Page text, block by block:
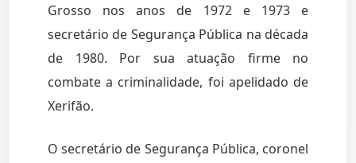
Grosso nos anos de 1972 e 1973 e
secretário de Segurança Pública na década
de 1980. Por sua atuação firme no
combate a criminalidade, foi apelidado de
Xerifão.
O secretário de Segurança Pública, coronel